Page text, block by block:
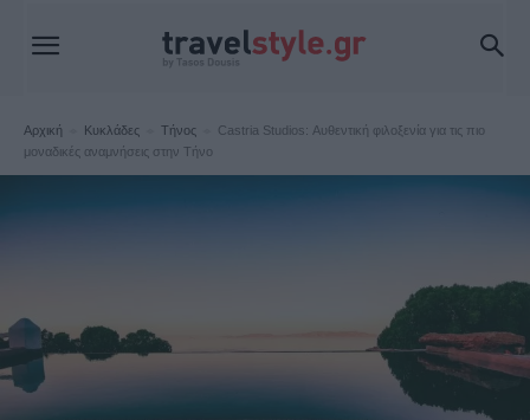
Αρχική Κυκλάδες Τήνος
Castria Studios: Αυθεντική φιλοξενία για τις πιο
μοναδικές αναμνήσεις στην Τήνο